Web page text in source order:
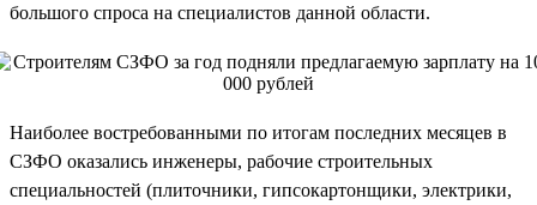
большого спроса на специалистов данной области.
Наиболее востребованными по итогам последних месяцев в
СЗФО оказались инженеры, рабочие строительных
специальностей (плиточники, гипсокартонщики, электрики,